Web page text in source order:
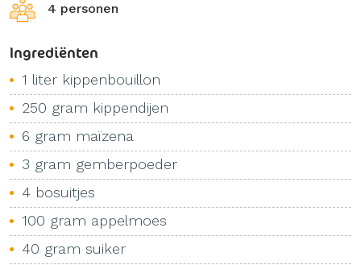
4 personen
Ingrediënten
1 liter kippenbouillon
250 gram kippendijen
6 gram maïzena
3 gram gemberpoeder
4 bosuitjes
100 gram appelmoes
40 gram suiker